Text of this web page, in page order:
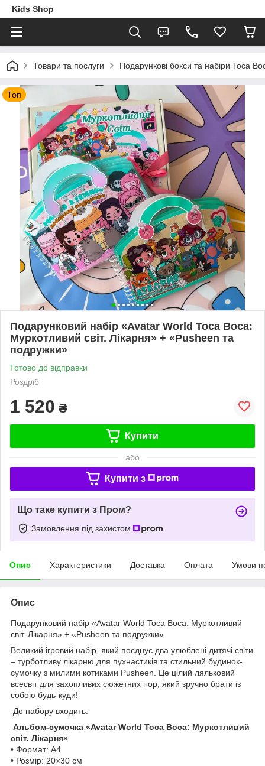
Kids Shop
Товари та послуги Подарункові бокси та набіри Toca
Топ
Подарунковий набір «Avatar World Toca Boca:
Муркотливий світ. Лікарня» + «Pusheen та
подружки»
Готово до відправки
Роздріб
1 520 ₴
Купити
або
Купити з
Що таке купити з Пром?
Замовлення під захистом
Опис Характеристики Доставка Оплата Умови
Опис
Подарунковий набір «Avatar World Toca Boca: Муркотливий
світ. Лікарня» + «Pusheen та подружки»
Великий ігровий набір, який поєднує два улюблені дитячі світи
– турботливу лікарню для пухнастиків та стильний будинок-
сумочку з милими котиками Pusheen. Це цілий ляльковий
всесвіт для захопливих сюжетних ігор, який зручно брати із
собою будь-куди!
До набору входить:
Альбом-сумочка «Avatar World Toca Boca: Муркотливий
світ. Лікарня»
• Формат: А4
• Розмір: 20×30 см